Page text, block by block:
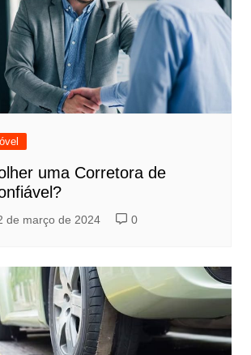
uma Corretora de
de março de 2024 0